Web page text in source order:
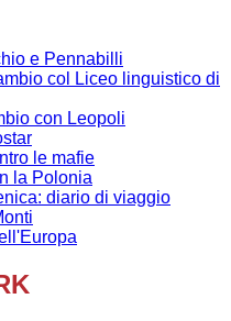
e Pennabilli
col Liceo linguistico di
con Leopoli
le mafie
la Polonia
diario di viaggio